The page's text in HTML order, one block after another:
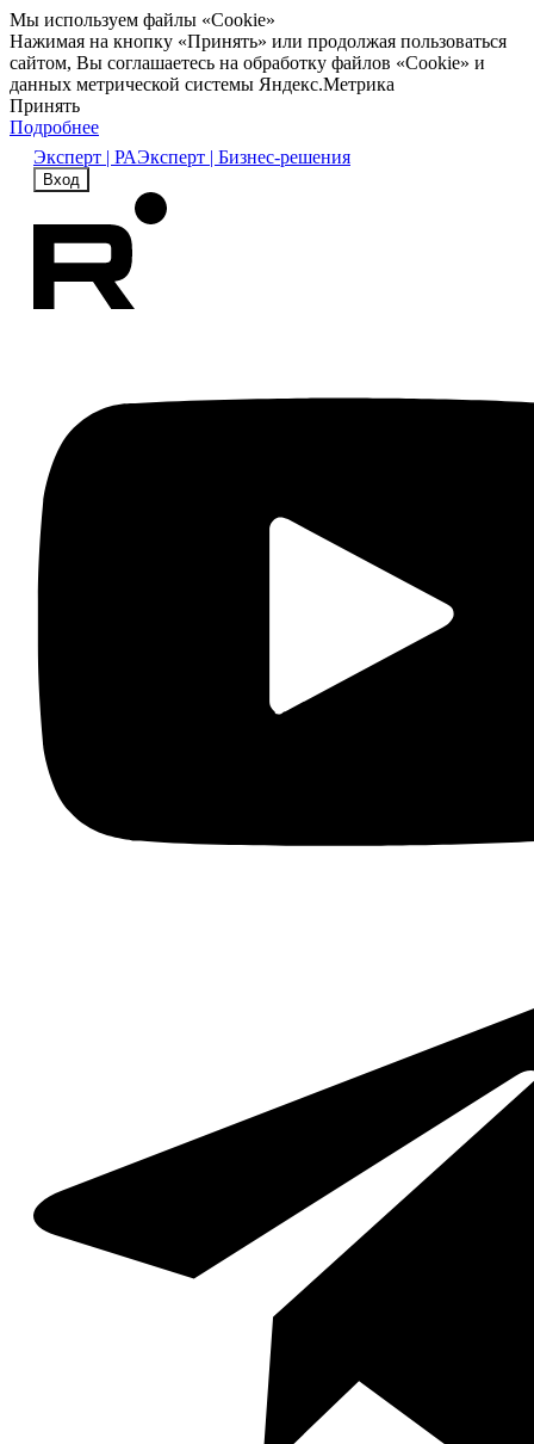
Мы используем файлы «Cookie»
Нажимая на кнопку «Принять» или продолжая пользоваться
сайтом, Вы соглашаетесь на обработку файлов «Cookie» и
данных метрической системы Яндекс.Метрика
Принять
Подробнее
Эксперт | РАЭксперт | Бизнес-решения
Вход